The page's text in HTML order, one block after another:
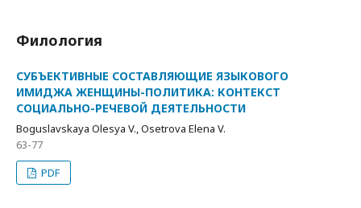
Филология
СУБЪЕКТИВНЫЕ СОСТАВЛЯЮЩИЕ ЯЗЫКОВОГО
ИМИДЖА ЖЕНЩИНЫ-ПОЛИТИКА: КОНТЕКСТ
СОЦИАЛЬНО-РЕЧЕВОЙ ДЕЯТЕЛЬНОСТИ
Boguslavskaya Olesya V., Osetrova Elena V.
63-77
PDF